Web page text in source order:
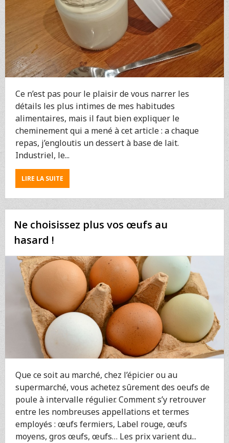
Ce n’est pas pour le plaisir de vous narrer les
détails les plus intimes de mes habitudes
alimentaires, mais il faut bien expliquer le
cheminement qui a mené à cet article : a chaque
repas, j’engloutis un dessert à base de lait.
Industriel, le...
LIRE LA SUITEABOUT
MARRE
DES
DESSERTS
?
YAOURTS
MAISON
Ne choisissez plus vos œufs au
hasard !
Que ce soit au marché, chez l’épicier ou au
supermarché, vous achetez sûrement des oeufs de
poule à intervalle régulier. Comment s’y retrouver
entre les nombreuses appellations et termes
employés : œufs fermiers, Label rouge, œufs
moyens, gros œufs, œufs… Les prix varient du...